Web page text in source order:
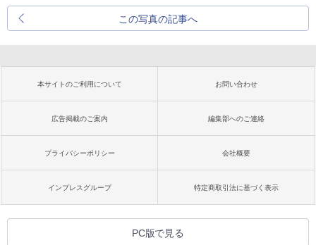
この写真の記事へ
本サイトのご利用について お問い合わせ
広告掲載のご案内 編集部へのご連絡
プライバシーポリシー 会社概要
インプレスグループ 特定商取引法に基づく表示
PC版で見る